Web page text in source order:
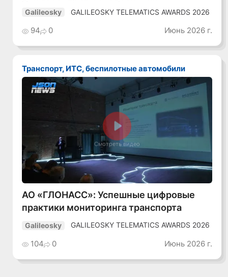
Galileosky GALILEOSKY TELEMATICS AWARDS 2026
94 0 Июнь 2026 г.
Транспорт, ИТС, беспилотные автомобили
Смотреть видео
АО «ГЛОНАСС»: Успешные цифровые
практики мониторинга транспорта
Galileosky GALILEOSKY TELEMATICS AWARDS 2026
104 0 Июнь 2026 г.